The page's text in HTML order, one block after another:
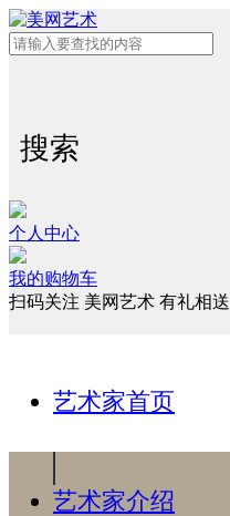
搜索
个人中心
我的购物车
扫码关注 美网艺术 有礼相送
艺术家首页
艺术家介绍